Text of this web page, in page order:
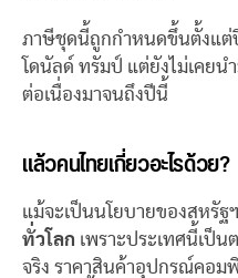
ภาษีชุดนี้ถูกกำหนดขึ้นตั้งแต่
โดนัลด์ ทรัมป์ แต่ยังไม่เคยน
ต่อเนื่องมาจนถึงปีนี้
แล้วคนไทยเกี่ยวอะไรด้วย?
แม้จะเป็นนโยบายของสหรัฐ
ทั่วโลก เพราะประเทศนี้เป็
จริง ราคาสินค้าอุปกรณ์คอม